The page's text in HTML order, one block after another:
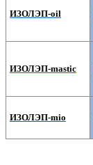
ИЗОЛЭП-oil
ИЗОЛЭП-mastic
ИЗОЛЭП-mio